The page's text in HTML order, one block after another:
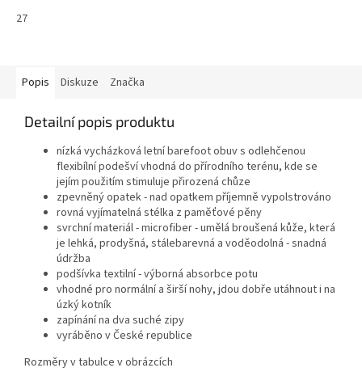
27
Popis Diskuze Značka
Detailní popis produktu
nízká vycházková letní barefoot obuv s odlehčenou
flexibílní podešví vhodná do přírodního terénu, kde se
jejím použitím stimuluje přirozená chůze
zpevněný opatek - nad opatkem příjemně vypolstrováno
rovná vyjímatelná stélka z paměťové pěny
svrchní materiál - microfiber -umělá broušená kůže, která
je lehká, prodyšná, stálebarevná a voděodolná - snadná
údržba
podšívka textilní - výborná absorbce potu
vhodné pro normální a širší nohy, jdou dobře utáhnout i na
úzký kotník
zapínání na dva suché zipy
vyráběno v České republice
Rozměry v tabulce v obrázcích